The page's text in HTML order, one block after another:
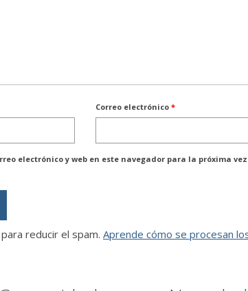
Correo electrónico *
electrónico y web en este navegador para la próxima
reducir el spam. Aprende cómo se procesan